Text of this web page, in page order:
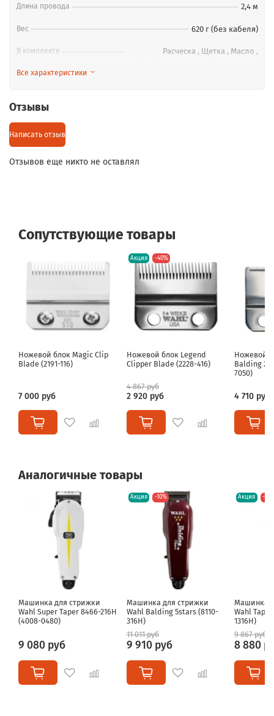
Длина провода 2,4 м
Вес 620 г (без кабеля)
В комплекте Расческа , Щетка , Масло ,
Материал
Венгрия
1,5 мм
13 мм,19 мм 25 мм
Все характеристики
Отзывы
Написать отзыв
Отзывов еще никто не оставлял
Сопутствующие товары
Ножевой блок Magic Clip
Blade (2191-116)
7 000 руб
Акция -40%
Ножевой блок Legend
Clipper Blade (2228-416)
4 867 руб
2 920 руб
Ножевой
Balding
7050)
4 710 руб
Аналогичные товары
Машинка для стрижки
Wahl Super Taper 8466-216H
(4008-0480)
9 080 руб
Акция -10%
Машинка для стрижки
Wahl Balding 5stars (8110-
316H)
11 011 руб
9 910 руб
Акция -
Машинка
Wahl
1316H)
9 867 руб
8 880